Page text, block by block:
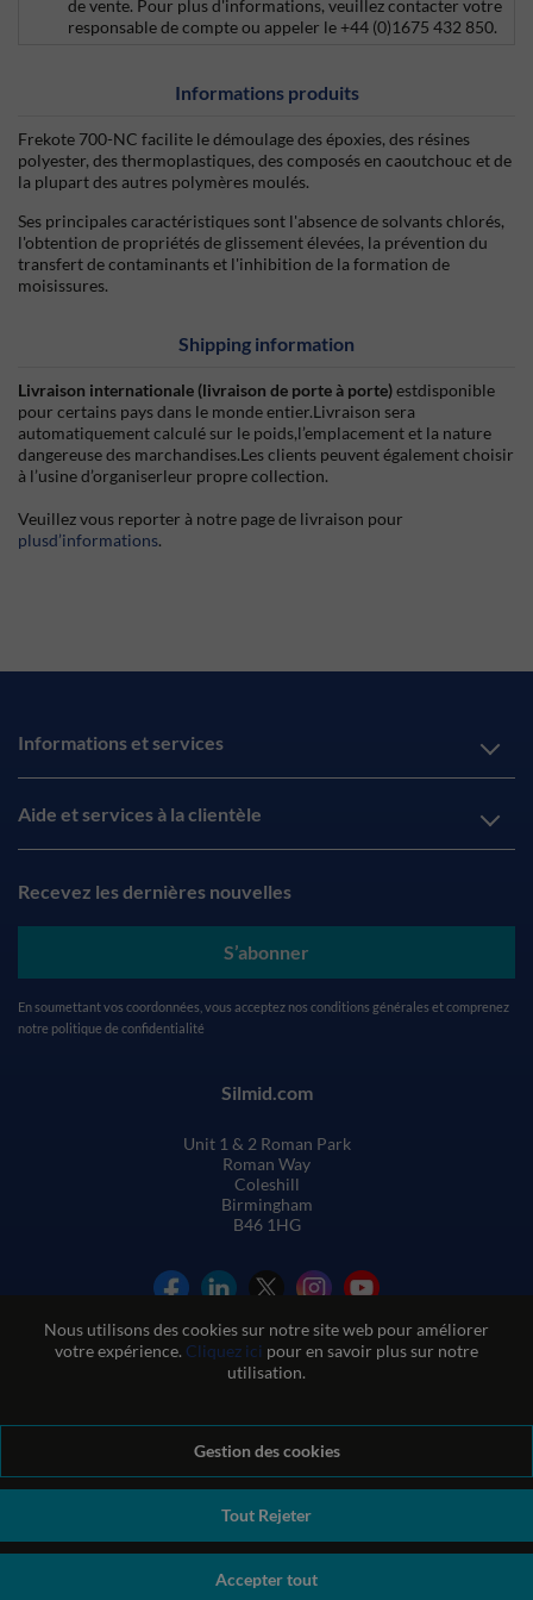
Nous utilisons des cookies sur notre site web pour améliorer
votre expérience. Cliquez ici pour en savoir plus sur notre
utilisation.
Gestion des cookies
Tout Rejeter
Accepter tout
de vente. Pour plus d'informations, veuillez contacter votre
responsable de compte ou appeler le +44 (0)1675 432 850.
Informations produits
Frekote 700-NC facilite le démoulage des époxies, des résines
polyester, des thermoplastiques, des composés en caoutchouc et de
la plupart des autres polymères moulés.
Ses principales caractéristiques sont l'absence de solvants chlorés,
l'obtention de propriétés de glissement élevées, la prévention du
transfert de contaminants et l'inhibition de la formation de
moisissures.
Shipping information
Livraison internationale (livraison de porte à porte)estdisponible
pour certains pays dans le monde entier.Livraison sera
automatiquement calculé sur le poids,l’emplacement et la nature
dangereuse des marchandises.Les clients peuvent également choisir
à l’usine d’organiserleur propre collection.
Veuillez vous reporter à notre page de livraison pour
plusd’informations.
Informations et services
Aide et services à la clientèle
Recevez les dernières nouvelles
S’abonner
En soumettant vos coordonnées, vous acceptez nos conditions générales et comprenez
notre politique de confidentialité
Silmid.com
Unit 1 & 2 Roman Park
Roman Way
Coleshill
Birmingham
B46 1HG
Conditions générales de vente
Conditions d'utilisation du site web
Politique de confidentialité et de cookies
Politique de qualité
Politique environnementale
Déclaration sur l'esclavage moderne
number: GB 338 0755 48|ecommerce by red